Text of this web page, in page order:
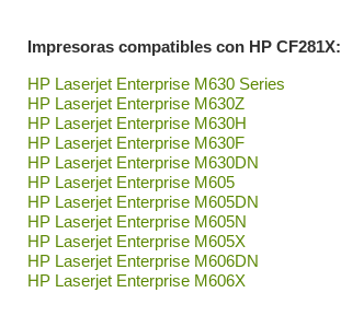
Impresoras compatibles con HP CF281X:
HP Laserjet Enterprise M630 Series
HP Laserjet Enterprise M630Z
HP Laserjet Enterprise M630H
HP Laserjet Enterprise M630F
HP Laserjet Enterprise M630DN
HP Laserjet Enterprise M605
HP Laserjet Enterprise M605DN
HP Laserjet Enterprise M605N
HP Laserjet Enterprise M605X
HP Laserjet Enterprise M606DN
HP Laserjet Enterprise M606X